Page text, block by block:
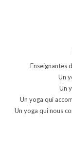
Enseignantes
Un
Un
Un yoga qui
Un yoga qui nous